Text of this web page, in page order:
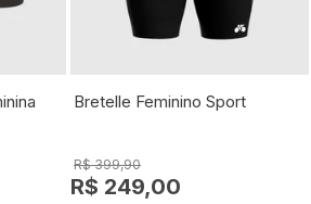
Bretelle Feminino Sport
R$ 399,90
R$ 249,00